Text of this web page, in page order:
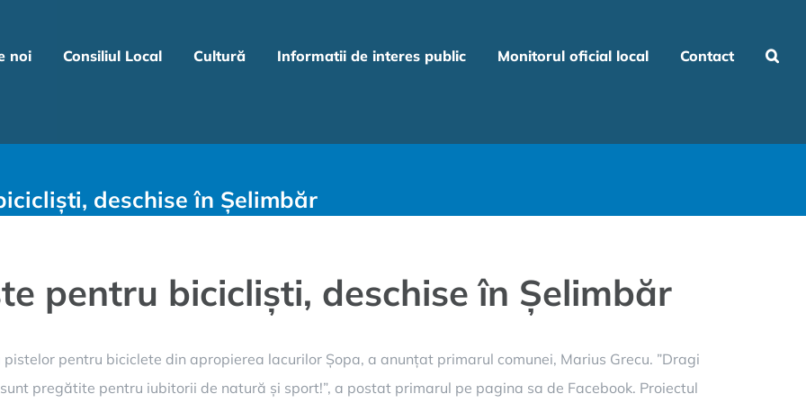
noi Consiliul Local Cultură Informatii de interes public Monitorul oficial local Contact
deschise în Șelimbăr
pentru bicicliști, deschise în Șelimbăr
pentru biciclete din apropierea lacurilor Șopa, a anunțat primarul comunei, Marius Grecu. ”Dragi
pregătite pentru iubitorii de natură și sport!”, a postat primarul pe pagina sa de Facebook. Proiectul